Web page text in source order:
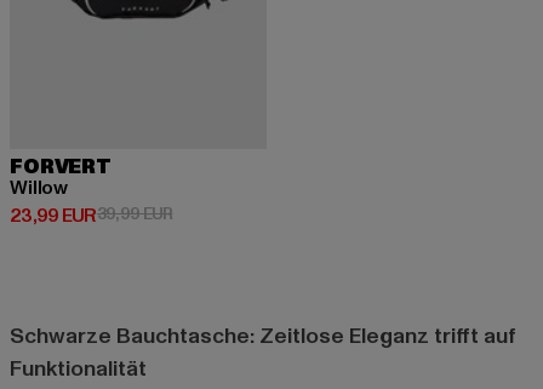
FORVERT
Willow
23,99 EUR
Derzeitiger Preis: 23,99 EUR
39,99 EURAktionspreis: 39,99 EUR
Schwarze Bauchtasche: Zeitlose Eleganz trifft auf
Funktionalität